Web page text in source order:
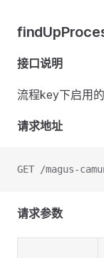
接口说明
流程key下启用
请求地址
GET /magus-
请求参数